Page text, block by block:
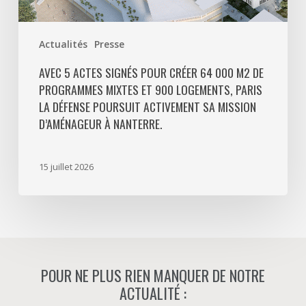
Actualités Presse
logements,
Défense
poursuit
activement
AVEC 5 ACTES SIGNÉS POUR CRÉER 64 000 M2 DE
PROGRAMMES MIXTES ET 900 LOGEMENTS, PARIS
LA DÉFENSE POURSUIT ACTIVEMENT SA MISSION
D’AMÉNAGEUR À NANTERRE.
15 juillet 2026
POUR NE PLUS RIEN MANQUER DE NOTRE
ACTUALITÉ :